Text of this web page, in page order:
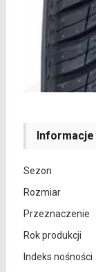
Informacje
Sezon
Rozmiar
Przeznaczenie
Rok produkcji
Indeks nośności